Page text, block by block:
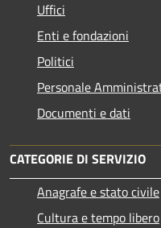
Uffici
Enti e fondazioni
Politici
Personale
Documenti e dati
CATEGORIE DI SERVIZIO
Anagrafe e stato civile
Cultura e tempo libero